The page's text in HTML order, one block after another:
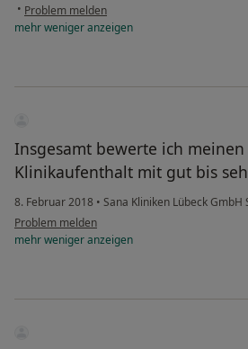
• Problem melden
mehrwenigeranzeigen
Insgesamt bewerte ich
Klinikaufenthalt mit gut bis
8. Februar 2018 • Sana Kliniken Lübeck GmbH
Problem melden
mehrwenigeranzeigen